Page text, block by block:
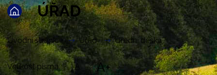
ÚŘAD
Úvodní stránka Úřad Úřední deska
Velikost písma: A A+